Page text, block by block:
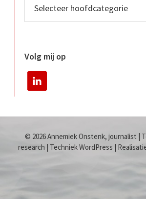
Volg mij op
© 2026 Annemiek Onstenk, journalist |
research | Techniek WordPress |